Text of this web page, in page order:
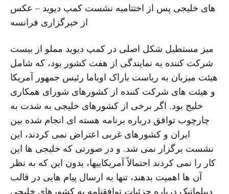
های خلیجی پس از اختتامیه نشست کمپ دیوید – عکس
از خبرگزاری فرانسه
میز مستطیل شکل اصلی در کمپ دیوید مملو از بیست
شرکت کننده به نمایندگی از هفت کشور بود، که شامل
هیئت میزبان به ریاست باراک اوباما رئیس جمهور آمریکا
و هیئت های شرکت کننده از کشورهای شورای همکاری
خلیج بود. اگر برخی از کشورهای خلیجی به شدت به
چارچوب توافق درباره برنامه هسته ای انجام شده بین
ایران و کشورهای غربی اعتراض نمی کردند، این
نشست برگزار نمی شد. و در صورتی که خلیجی ها این
کار را نمی کردند احتمالاً آمریکاییها، بدون این که به نظر
آن ها اهمیت بدهند، تنها به ارسال پیام هایی در قالب
دیپلماتیک درباره جزئیات توافقنامه به کشورهای خلیجی